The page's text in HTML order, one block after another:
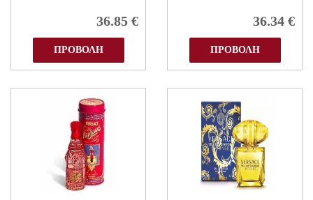
36.85 €
ΠΡΟΒΟΛΗ
36.34 €
ΠΡΟΒΟΛΗ